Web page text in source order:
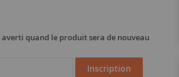
quand le produit sera de nouveau
Inscription